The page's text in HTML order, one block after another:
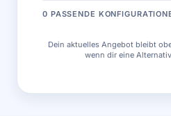
0 PASSENDE
Dein aktuelles Angebot bleibt
wenn dir eine